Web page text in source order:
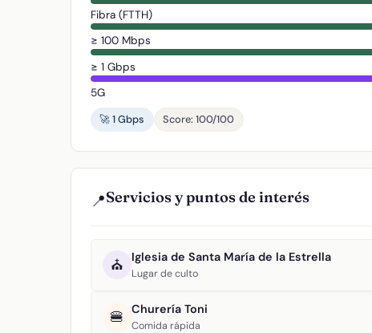
Fibra (FTTH)
≥ 100 Mbps
≥ 1 Gbps
5G
🚀 1 Gbps
Score: 100/100
📍Servicios y puntos de interés
⛪ Iglesia de Santa María de la Estrella
Lugar de culto
🍔 Churería Toni
Comida rápida